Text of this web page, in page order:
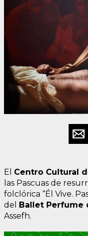
El Centro Cultural
las Pascuas de
folclórica “Él Vive.
del Ballet Perfume
Assefh.